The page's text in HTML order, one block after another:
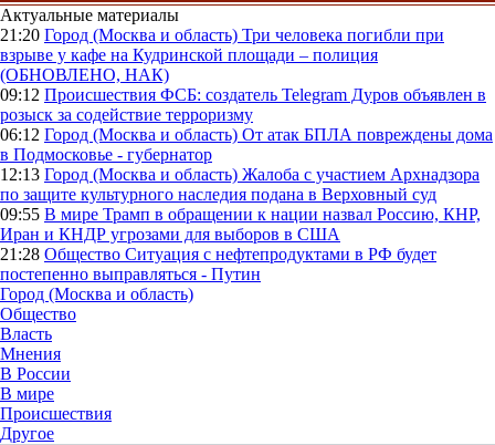
Актуальные материалы
21:20 Город (Москва и область) Три человека погибли при
взрыве у кафе на Кудринской площади – полиция
(ОБНОВЛЕНО, НАК)
09:12 Происшествия ФСБ: создатель Telegram Дуров объявлен в
розыск за содействие терроризму
06:12 Город (Москва и область) От атак БПЛА повреждены дома
в Подмосковье - губернатор
12:13 Город (Москва и область) Жалоба с участием Архнадзора
по защите культурного наследия подана в Верховный суд
09:55 В мире Трамп в обращении к нации назвал Россию, КНР,
Иран и КНДР угрозами для выборов в США
21:28 Общество Ситуация с нефтепродуктами в РФ будет
постепенно выправляться - Путин
Город (Москва и область)
Общество
Власть
Мнения
В России
В мире
Происшествия
Другое